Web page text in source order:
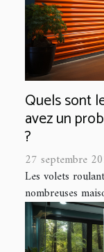
Quels sont
avez un
?
27 septembre
Les volets
nombreuses